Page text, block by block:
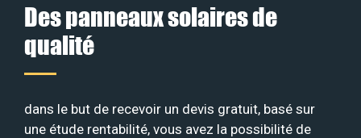
Des panneaux solaires de
qualité
dans le but de recevoir un devis gratuit, basé sur
une étude rentabilité, vous avez la possibilité de